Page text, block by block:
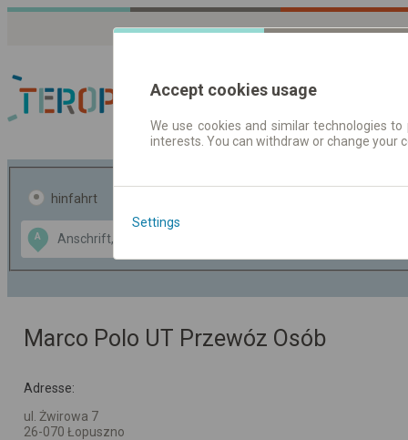
Fahrplandaten |
hinfahrt
A
Data CC-BY-SA
OpenStreetMap
GeoLite data by
Marco Polo UT Przewóz Osób
Adresse:
ul. Żwirowa 7
26-070 Łopuszno
Accept cookies usage
We use cookies and similar technologies
interests. You can withdraw or change
Settings